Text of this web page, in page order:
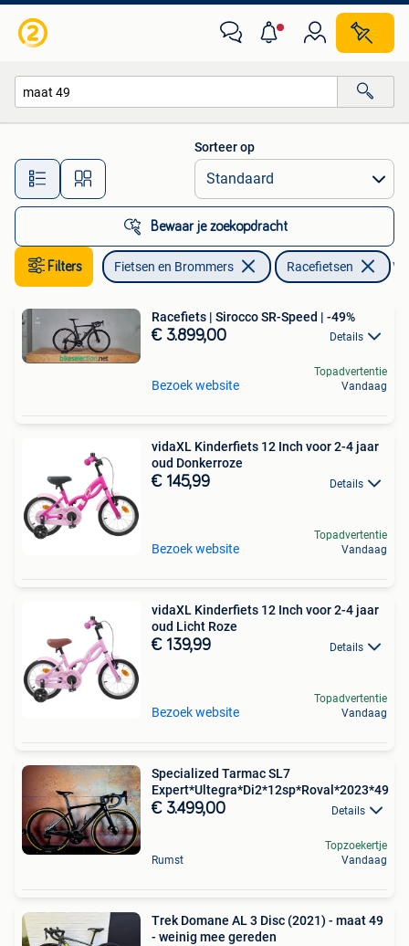
Alle afstanden…
Sorteer op
Bewaar je zoekopdracht
Filters Fietsen en Brommers Racefietsen
Racefiets | Sirocco SR-Speed | -49%
€ 3.899,00 Details
Bezoek website
Topadvertentie
Vandaag
vidaXL Kinderfiets 12 Inch voor 2-4 jaar
oud Donkerroze
€ 145,99 Details
Bezoek website
Topadvertentie
Vandaag
vidaXL Kinderfiets 12 Inch voor 2-4 jaar
oud Licht Roze
€ 139,99 Details
Bezoek website
Topadvertentie
Vandaag
Specialized Tarmac SL7
Expert*Ultegra*Di2*12sp*Roval*2023*49
€ 3.499,00 Details
Rumst
Topzoekertje
Vandaag
Trek Domane AL 3 Disc (2021) - maat 49
- weinig mee gereden